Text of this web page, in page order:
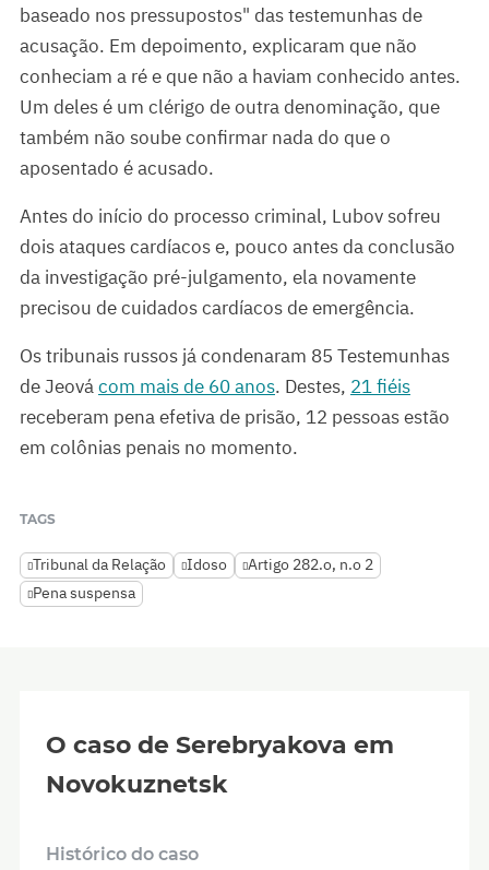
baseado nos pressupostos" das testemunhas de
acusação. Em depoimento, explicaram que não
conheciam a ré e que não a haviam conhecido antes.
Um deles é um clérigo de outra denominação, que
também não soube confirmar nada do que o
aposentado é acusado.
Antes do início do processo criminal, Lubov sofreu
dois ataques cardíacos e, pouco antes da conclusão
da investigação pré-julgamento, ela novamente
precisou de cuidados cardíacos de emergência.
Os tribunais russos já condenaram 85 Testemunhas
de Jeovácom mais de 60 anos. Destes, 21 fiéis
receberam pena efetiva de prisão, 12 pessoas estão
em colônias penais no momento.
TAGS
Tribunal da Relação Idoso
Artigo 282.o, n.o 2
Pena suspensa
O caso de Serebryakova em
Novokuznetsk
Histórico do caso